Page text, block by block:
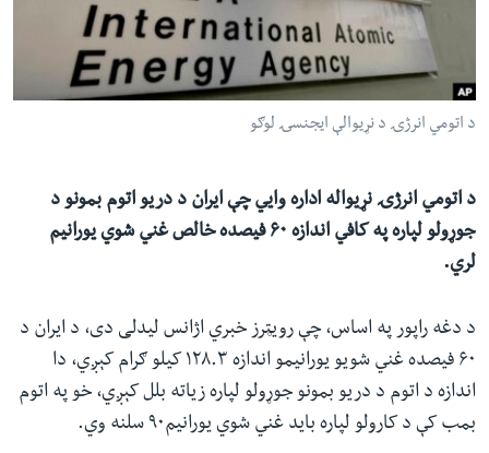
ځای
له مونږ سره په تماس کې پاتې شئ
د اتومي انرژۍ د نړیوالې ایجنسۍ لوګو
د اتومي انرژۍ نړیواله اداره وايي چې ایران د دریو اتوم بمونو د
جوړولو لپاره په کافي اندازه ۶۰ فیصده خالص غني شوي یورانیم
لري.
د دغه راپور په اساس، چې رویټرز خبري اژانس لیدلی دی، د ایران د
۶۰ فیصده غني شویو یورانیمو اندازه ۱۲۸.۳ کیلو ګرام کېږي، دا
اندازه د اتوم د دریو بمونو جوړولو لپاره زیاته بلل کېږي، خو په اتوم
بمب کې د کارولو لپاره باید غني شوي یورانیم۹۰ سلنه وي.